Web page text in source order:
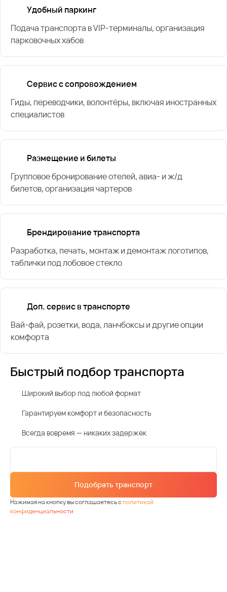
Удобный паркинг
Подача транспорта в VIP-терминалы, организация
парковочных хабов
Сервис с сопровождением
Гиды, переводчики, волонтёры, включая иностранных
специалистов
Размещение и билеты
Групповое бронирование отелей, авиа- и ж/д
билетов, организация чартеров
Брендирование транспорта
Разработка, печать, монтаж и демонтаж логотипов,
таблички под лобовое стекло
Доп. сервис в транспорте
Вай-фай, розетки, вода, ланчбоксы и другие опции
комфорта
Быстрый подбор транспорта
Широкий выбор под любой формат
Гарантируем комфорт и безопасность
Всегда вовремя — никаких задержек
Подобрать транспорт
Нажимая на кнопку вы соглашаетесь сполитикой
конфиденциальности